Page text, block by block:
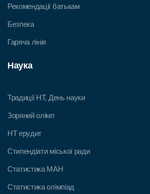
Рекомендації батькам
Безпека
Гаряча лінія
Наука
Традиції НТ, День науки
Зоряний олімп
НТ ерудит
Стипендіати міської ради
Статистика МАН
Статистика олімпіад